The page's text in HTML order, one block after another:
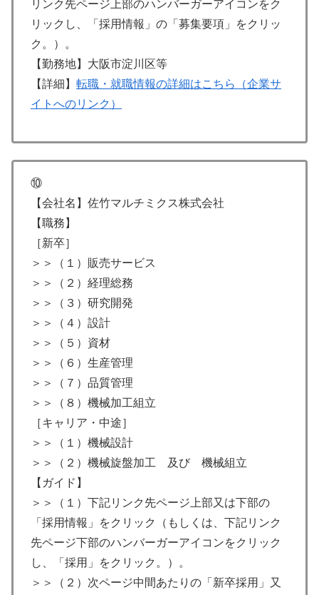
リンク先ページ上部のハンバーガーアイコンをク
リックし、「採用情報」の「募集要項」をクリッ
ク。）。
【勤務地】大阪市淀川区等
【詳細】 転職・就職情報の詳細はこちら（企業サ
イトへのリンク）
⑩
【会社名】佐竹マルチミクス株式会社
【職務】
［新卒］
＞＞（１）販売サービス
＞＞（２）経理総務
＞＞（３）研究開発
＞＞（４）設計
＞＞（５）資材
＞＞（６）生産管理
＞＞（７）品質管理
＞＞（８）機械加工組立
［キャリア・中途］
＞＞（１）機械設計
＞＞（２）機械旋盤加工 及び 機械組立
【ガイド】
＞＞（１）下記リンク先ページ上部又は下部の
「採用情報」をクリック（もしくは、下記リンク
先ページ下部のハンバーガーアイコンをクリック
し、「採用」をクリック。）。
＞＞（２）次ページ中間あたりの「新卒採用」又